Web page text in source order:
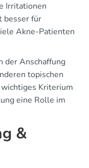
Irritationen
besser für
Akne-Patienten
der Anschaffung
topischen
Kriterium
eine Rolle im
&